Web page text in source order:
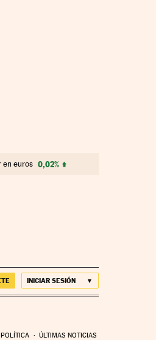
en euros 0,02%
INICIAR SESIÓN
POLÍTICA ÚLTIMAS NOTICIAS